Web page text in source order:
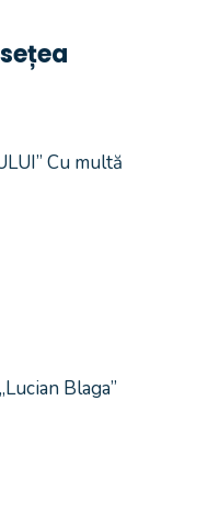
Cu multă
Blaga”